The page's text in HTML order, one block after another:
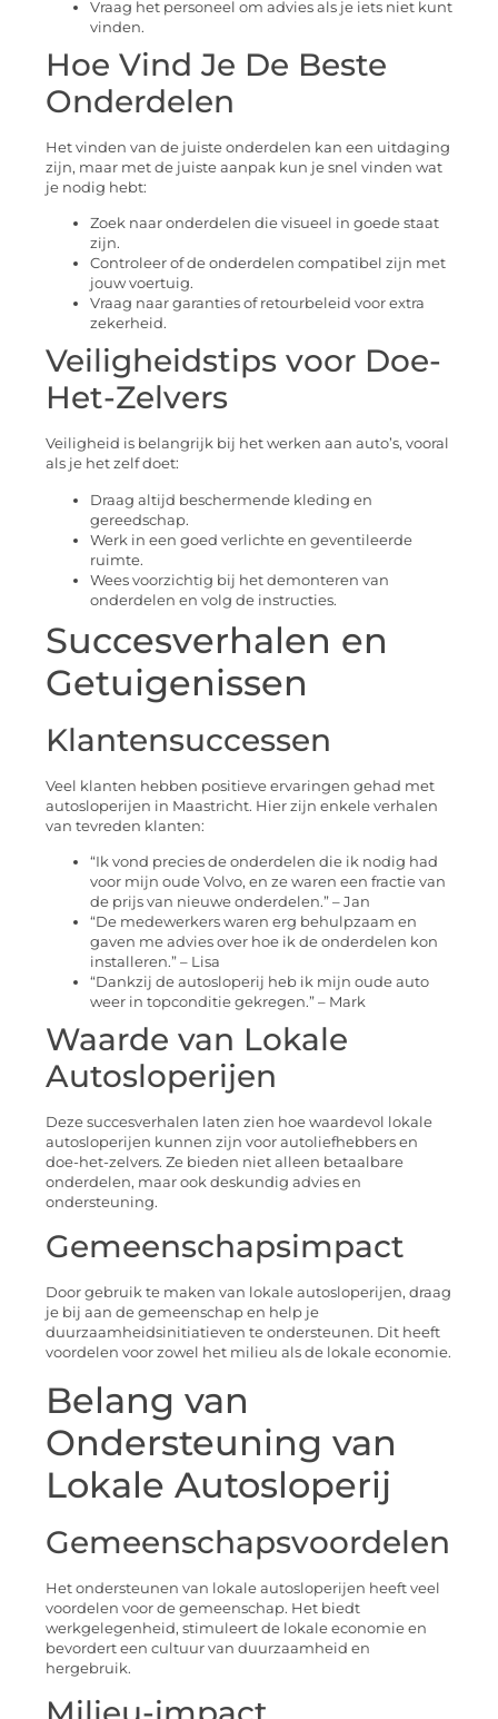
Vraag het personeel om advies als je iets niet kunt
vinden.
Hoe Vind Je De Beste
Onderdelen
Het vinden van de juiste onderdelen kan een uitdaging
zijn, maar met de juiste aanpak kun je snel vinden wat
je nodig hebt:
Zoek naar onderdelen die visueel in goede staat
zijn.
Controleer of de onderdelen compatibel zijn met
jouw voertuig.
Vraag naar garanties of retourbeleid voor extra
zekerheid.
Veiligheidstips voor Doe-
Het-Zelvers
Veiligheid is belangrijk bij het werken aan auto’s, vooral
als je het zelf doet:
Draag altijd beschermende kleding en
gereedschap.
Werk in een goed verlichte en geventileerde
ruimte.
Wees voorzichtig bij het demonteren van
onderdelen en volg de instructies.
Succesverhalen en
Getuigenissen
Klantensuccessen
Veel klanten hebben positieve ervaringen gehad met
autosloperijen in Maastricht. Hier zijn enkele verhalen
van tevreden klanten:
“Ik vond precies de onderdelen die ik nodig had
voor mijn oude Volvo, en ze waren een fractie van
de prijs van nieuwe onderdelen.” – Jan
“De medewerkers waren erg behulpzaam en
gaven me advies over hoe ik de onderdelen kon
installeren.” – Lisa
“Dankzij de autosloperij heb ik mijn oude auto
weer in topconditie gekregen.” – Mark
Waarde van Lokale
Autosloperijen
Deze succesverhalen laten zien hoe waardevol lokale
autosloperijen kunnen zijn voor autoliefhebbers en
doe-het-zelvers. Ze bieden niet alleen betaalbare
onderdelen, maar ook deskundig advies en
ondersteuning.
Gemeenschapsimpact
Door gebruik te maken van lokale autosloperijen, draag
je bij aan de gemeenschap en help je
duurzaamheidsinitiatieven te ondersteunen. Dit heeft
voordelen voor zowel het milieu als de lokale economie.
Belang van
Ondersteuning van
Lokale Autosloperij
Gemeenschapsvoordelen
Het ondersteunen van lokale autosloperijen heeft veel
voordelen voor de gemeenschap. Het biedt
werkgelegenheid, stimuleert de lokale economie en
bevordert een cultuur van duurzaamheid en
hergebruik.